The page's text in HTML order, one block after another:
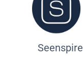
Seenspire